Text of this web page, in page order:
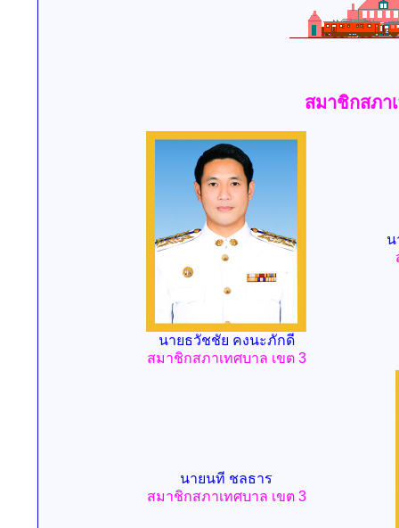
สมาชิกสภา
นายธวัชชัย คงนะภักดี
สมาชิกสภาเทศบาล เขต 3
น
นายนที ชลธาร
สมาชิกสภาเทศบาล เขต 3